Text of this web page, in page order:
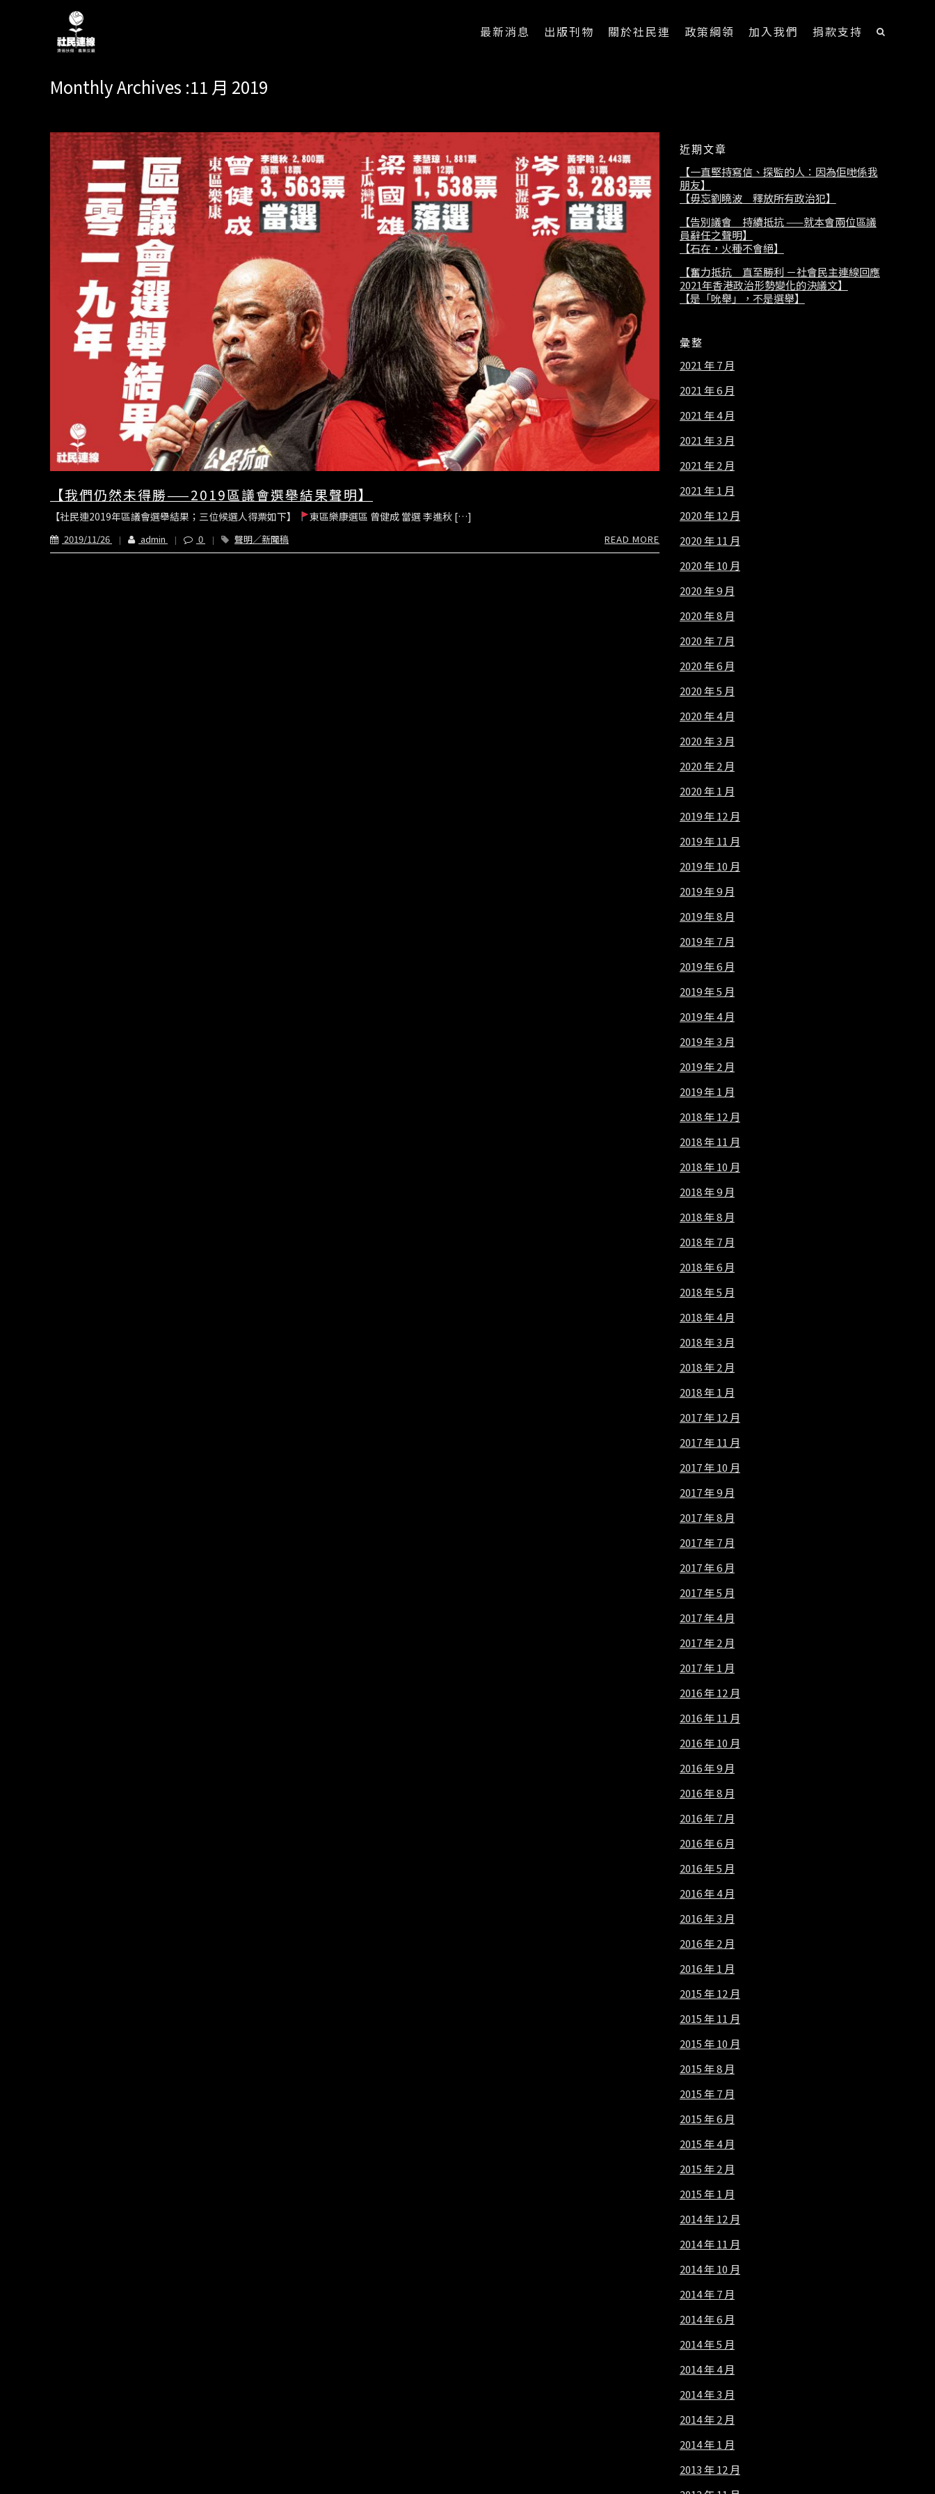
最新消息 出版刊物 關於社民連 政策綱領 加入我們 捐款支持
Monthly Archives :11 月 2019
【我們仍然未得勝——2019區議會選舉結果聲明】
【社民連2019年區議會選舉結果；三位候選人得票如下】 東區樂康選區 曾健成 當選 李進秋 […]
2019/11/26 admin 0 聲明／新聞稿 READ MORE
近期文章
【一直堅持寫信、探監的人：因為佢哋係我
朋友】
【毋忘劉曉波 釋放所有政治犯】
【告別議會 持續抵抗 ——就本會兩位區議
員辭任之聲明】
【石在，火種不會絕】
【奮力抵抗 直至勝利 －社會民主連線回應
2021年香港政治形勢變化的決議文】
【是「吮舉」，不是選舉】
彙整
2021 年 7 月
2021 年 6 月
2021 年 4 月
2021 年 3 月
2021 年 2 月
2021 年 1 月
2020 年 12 月
2020 年 11 月
2020 年 10 月
2020 年 9 月
2020 年 8 月
2020 年 7 月
2020 年 6 月
2020 年 5 月
2020 年 4 月
2020 年 3 月
2020 年 2 月
2020 年 1 月
2019 年 12 月
2019 年 11 月
2019 年 10 月
2019 年 9 月
2019 年 8 月
2019 年 7 月
2019 年 6 月
2019 年 5 月
2019 年 4 月
2019 年 3 月
2019 年 2 月
2019 年 1 月
2018 年 12 月
2018 年 11 月
2018 年 10 月
2018 年 9 月
2018 年 8 月
2018 年 7 月
2018 年 6 月
2018 年 5 月
2018 年 4 月
2018 年 3 月
2018 年 2 月
2018 年 1 月
2017 年 12 月
2017 年 11 月
2017 年 10 月
2017 年 9 月
2017 年 8 月
2017 年 7 月
2017 年 6 月
2017 年 5 月
2017 年 4 月
2017 年 2 月
2017 年 1 月
2016 年 12 月
2016 年 11 月
2016 年 10 月
2016 年 9 月
2016 年 8 月
2016 年 7 月
2016 年 6 月
2016 年 5 月
2016 年 4 月
2016 年 3 月
2016 年 2 月
2016 年 1 月
2015 年 12 月
2015 年 11 月
2015 年 10 月
2015 年 8 月
2015 年 7 月
2015 年 6 月
2015 年 4 月
2015 年 2 月
2015 年 1 月
2014 年 12 月
2014 年 11 月
2014 年 10 月
2014 年 7 月
2014 年 6 月
2014 年 5 月
2014 年 4 月
2014 年 3 月
2014 年 2 月
2014 年 1 月
2013 年 12 月